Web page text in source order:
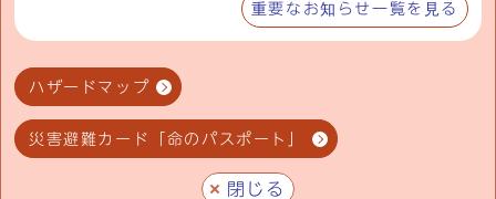
重要なお知らせ一覧を見る
ハザードマップ
災害避難カード「命のパスポート」
閉じる